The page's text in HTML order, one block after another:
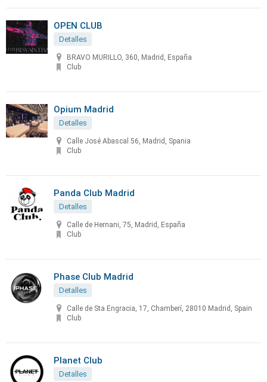
OPEN CLUB
Detalles
BRAVO MURILLO, 360, Madrid, España
Club
Opium Madrid
Detalles
Calle José Abascal 56, Madrid, Spania
Club
Panda Club Madrid
Detalles
Calle de Hernani, 75, Madrid, España
Club
Phase Club Madrid
Detalles
Calle de Sta Engracia, 17, Chamberí, 28010 Madrid, Spain
Club
Planet Club
Detalles